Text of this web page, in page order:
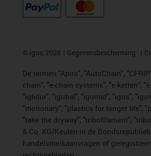
© igus, 2026 Gegevensbescherming
De termen "Apiro", "AutoChain",
chain", "e-chain systems", "e-ketten",
"iglidur", "igubal", "igumid", "igus",
"motionary", "plastics for longer life",
"take the dryway", "tribofilament",
& Co. KG/Keulen in de
handelsmerkaanvragen of